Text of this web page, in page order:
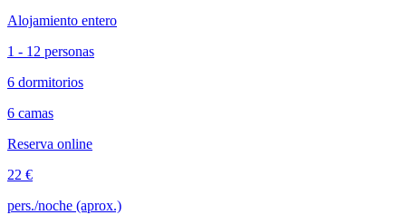
Alojamiento entero
1 - 12 personas
6 dormitorios
6 camas
Reserva online
22 €
pers./noche (aprox.)